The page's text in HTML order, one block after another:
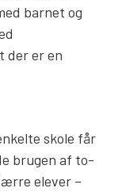
barnet og
der er en
skole får
brugen af to-
elever –